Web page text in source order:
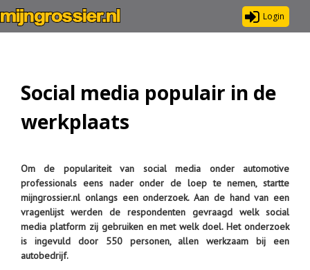
Login
Social media populair in de
werkplaats
Om de populariteit van social media onder automotive
professionals eens nader onder de loep te nemen, startte
mijngrossier.nl onlangs een onderzoek. Aan de hand van een
vragenlijst werden de respondenten gevraagd welk social
media platform zij gebruiken en met welk doel. Het onderzoek
is ingevuld door 550 personen, allen werkzaam bij een
autobedrijf.